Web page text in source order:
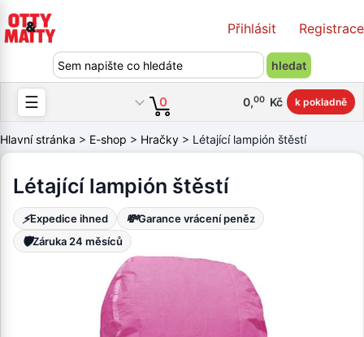
Přihlásit Registrace
☰ 0 0,00 Kč k pokladně
Hlavní stránka > E-shop > Hračky > Létající lampión štěstí
Létající lampión štěstí
⚡Expedice ihned 💸Garance vrácení peněz
🛡️Záruka 24 měsíců